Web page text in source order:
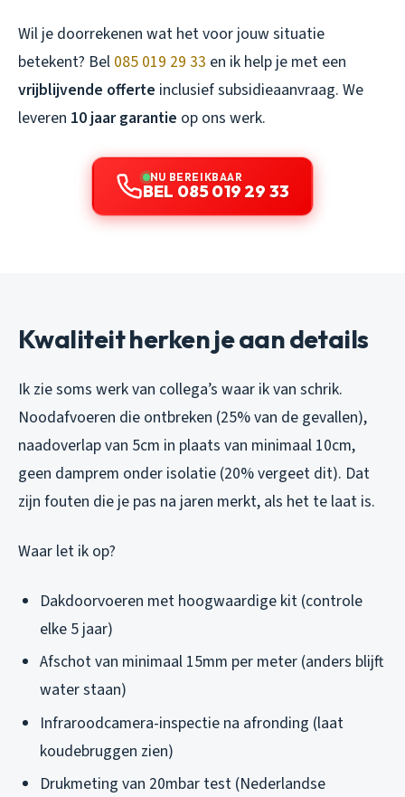
Wil je doorrekenen wat het voor jouw situatie
betekent? Bel 085 019 29 33 en ik help je met een
vrijblijvende offerte inclusief subsidieaanvraag. We
leveren 10 jaar garantie op ons werk.
NU BEREIKBAAR
BEL 085 019 29 33
Kwaliteit herken je aan details
Ik zie soms werk van collega’s waar ik van schrik.
Noodafvoeren die ontbreken (25% van de gevallen),
naadoverlap van 5cm in plaats van minimaal 10cm,
geen damprem onder isolatie (20% vergeet dit). Dat
zijn fouten die je pas na jaren merkt, als het te laat is.
Waar let ik op?
Dakdoorvoeren met hoogwaardige kit (controle
elke 5 jaar)
Afschot van minimaal 15mm per meter (anders blijft
water staan)
Infraroodcamera-inspectie na afronding (laat
koudebruggen zien)
Drukmeting van 20mbar test (Nederlandse